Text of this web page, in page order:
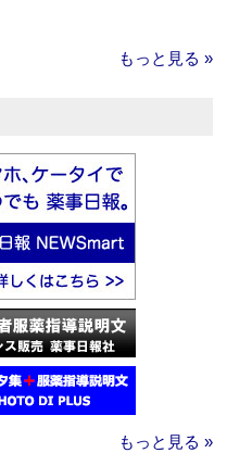
もっと見る »
もっと見る »